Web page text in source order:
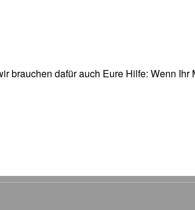
brauchen dafür auch Eure Hilfe: Wenn